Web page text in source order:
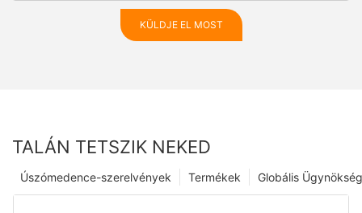
KÜLDJE EL MOST
TALÁN TETSZIK NEKED
Globális Ügynökség
Termékek
Úszómedence-szerelvények